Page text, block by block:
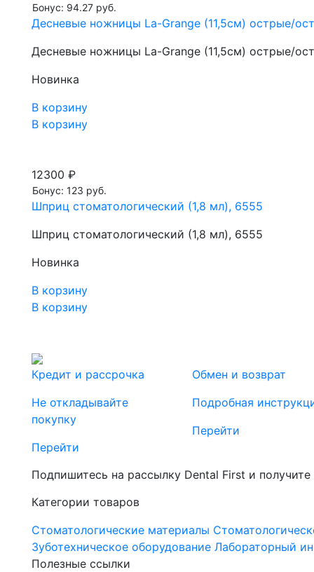
Бонус: 94.27 руб.
Десневые ножницы La-Grange (11,5см) острые/
Десневые ножницы La-Grange (11,5см) острые/
Новинка
В корзину
В корзину
12300 ₽
Бонус: 123 руб.
Шприц стоматологический (1,8 мл), 6555
Шприц стоматологический (1,8 мл), 6555
Новинка
В корзину
В корзину
Кредит и рассрочка
Не откладывайте
покупку
Перейти
Обмен и возврат
Подробная
Перейти
Подпишитесь на рассылку Dental First и
Категории товаров
Стоматологические материалы
Зуботехническое оборудование Лабораторный
Полезные ссылки